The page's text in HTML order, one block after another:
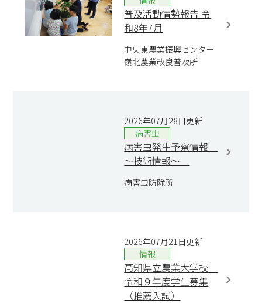
普及活動情勢報告 令
和8年7月
中央東農業振興センター
嶺北農業改良普及所
2026年07月28日更新
病害虫
病害虫発生予察情報
～技術情報～
病害虫防除所
2026年07月21日更新
情報
高知県立農業大学校
令和９年度学生募集
（推薦入試）